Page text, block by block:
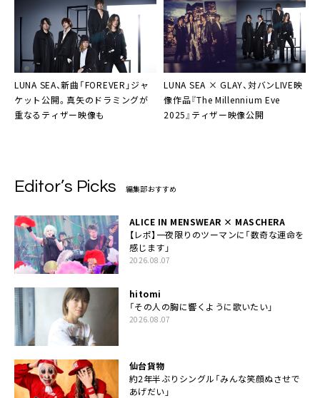
LUNA SEA、新曲「FOREVER」ジャ
ケット公開。真矢のドラミングが
重なるティザー映像も
LUNA SEA × GLAY、対バンLIVE映
像作品『The Millennium Eve
2025』ティザー映像公開
Editor’s Picks 編集部おすすめ
ALICE IN MENSWEAR × MASCHERA
【レポ】一夜限りのツーマンに「数奇な運命を
感じます」
2026.08.07
hitomi
「その人の胸に響くように歌いたい」
2026.08.07
仙台貨物
約2年半ぶりシングル「みんな笑顔ぬさせで
あげだい」